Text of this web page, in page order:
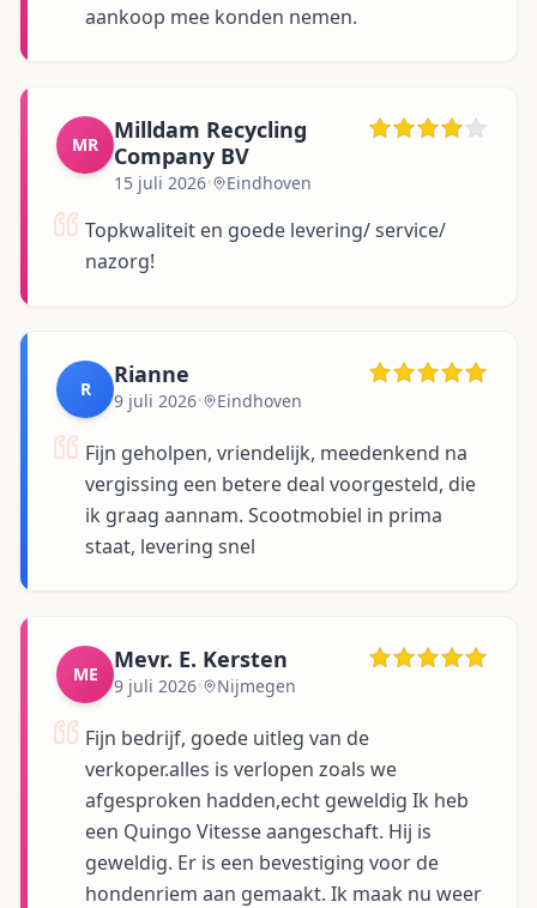
aankoop mee konden nemen.
MR
Milldam Recycling
Company BV
15 juli 2026• Eindhoven
Topkwaliteit en goede levering/ service/
nazorg!
R
Rianne
9 juli 2026• Eindhoven
Fijn geholpen, vriendelijk, meedenkend na
vergissing een betere deal voorgesteld, die
ik graag aannam. Scootmobiel in prima
staat, levering snel
ME
Mevr. E. Kersten
9 juli 2026• Nijmegen
Fijn bedrijf, goede uitleg van de
verkoper.alles is verlopen zoals we
afgesproken hadden,echt geweldig Ik heb
een Quingo Vitesse aangeschaft. Hij is
geweldig. Er is een bevestiging voor de
hondenriem aan gemaakt. Ik maak nu weer